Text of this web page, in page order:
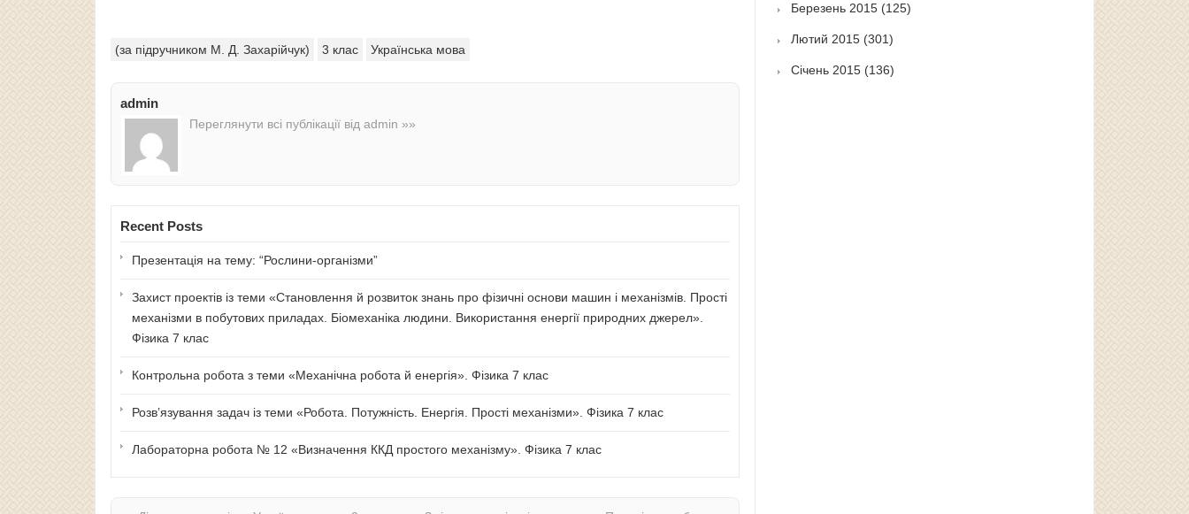
(за підручником М. Д. Захарійчук) 3 клас Українська мова
admin
Переглянути всі публікації від admin »»
Recent Posts
Презентація на тему: “Рослини-організми”
Захист проектів із теми «Становлення й розвиток знань про фізичні основи машин і механізмів. Прості
механізми в побутових приладах. Біомеханіка людини. Використання енергії природних джерел».
Фізика 7 клас
Контрольна робота з теми «Механічна робота й енергія». Фізика 7 клас
Розв’язування задач із теми «Робота. Потужність. Енергія. Прості механізми». Фізика 7 клас
Лабораторна робота № 12 «Визначення ККД простого механізму». Фізика 7 клас
Березень 2015(125)
Лютий 2015(301)
Січень 2015(136)